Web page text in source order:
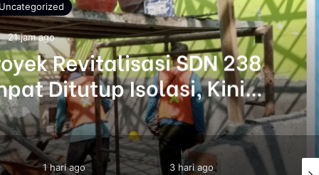
Uncategorized
21 jam ago
Revitalisasi SDN 238
Ditutup Isolasi, Kini
1 hari ago 3 hari ago